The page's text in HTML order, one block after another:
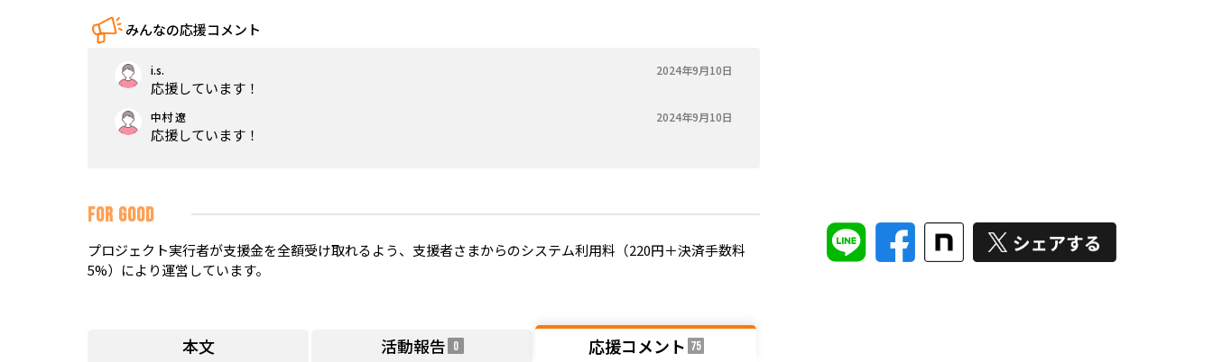
みんなの応援コメント
i.s. 2024年9月10日
応援しています！
中村 遼 2024年9月10日
応援しています！
FOR GOOD
プロジェクト実行者が支援金を全額受け取れるよう、支援者さまからのシステム利用料（220円＋決済手数料
5%）により運営しています。
本文 活動報告 0 応援コメント 75